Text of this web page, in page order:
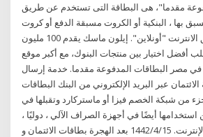
مقدما"، هى البطاقة التى تستخدم عن طريق
بها ، البنكية أو الكروت مسبقة الدفع أو كروت
"أونلاين". إيلون ماسك يقدم 100 مليون
أفضل اختيار بين منتجات البنوك، مع أكبر موقع
في مصر البطاقات المدفوعة مقدما. خدمة إرسال
عبر البريد الإلكتروني من البنك البطاقات
من شبكة الخصم فيزا أو ماستركارد وتقبلها في
استخدامها أيضًا في أجهزة الصراف الآلي ، دوليًا ،
أو للتسوق عبر الإنترنت. 15‏‏/4‏‏/1442 بعد الهجرة بطاقات الائتمان و